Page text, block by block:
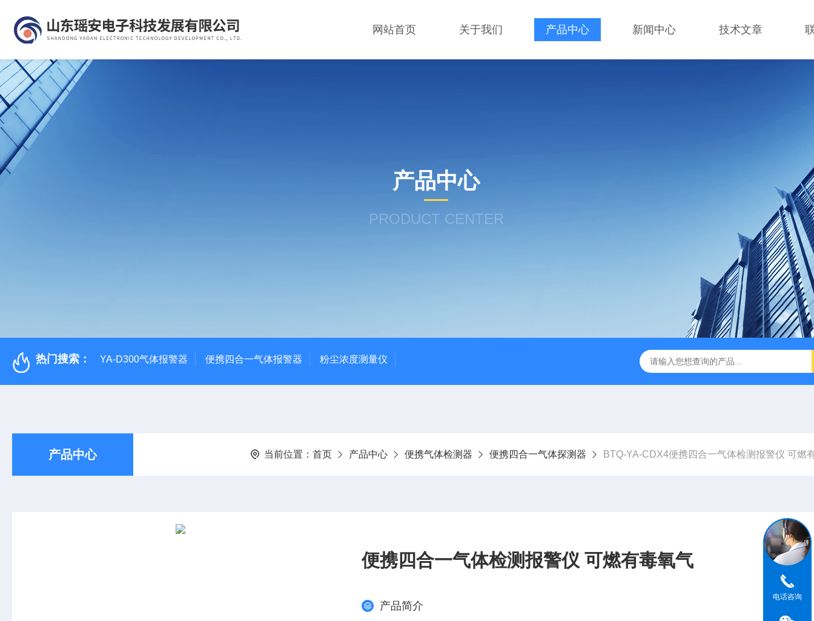
网站首页 关于我们 产品中心 新闻中心 技术文章
产品中心
PRODUCT CENTER
热门搜索： YA-D300气体报警器 便携四合一气体报警器 粉尘浓度测量仪
产品中心 当前位置： 首页 产品中心 便携气体检测器 便携四合一气体探测器 BTQ-YA-CDX4便携四合一气体检测报警仪 可燃有毒
便携四合一气体检测报警仪 可燃有毒氧气
产品简介
电话咨询